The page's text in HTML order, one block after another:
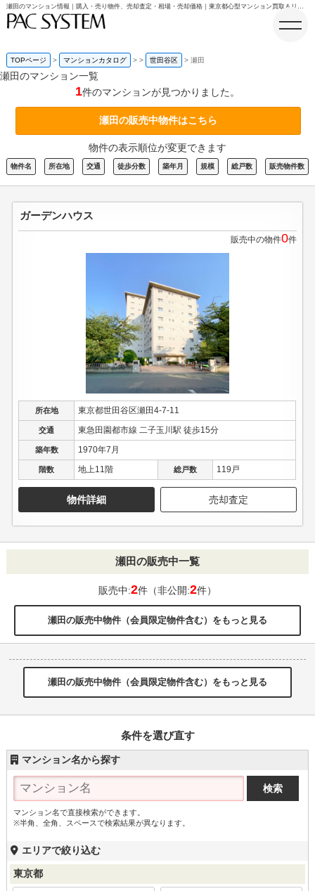
瀬田のマンション情報｜購入・売り物件、売却査定・相場・売却価格｜東京都心型マンション買取＆リノベ販売ならパックシステム
TOPページ マンションカタログ > 世田谷区 > 瀬田
瀬田のマンション一覧
1件のマンションが見つかりました。
瀬田の販売中物件はこちら
物件の表示順位が変更できます
物件名 所在地 交通 徒歩分数 築年月 規模 総戸数 販売物件数
ガーデンハウス
販売中の物件0件
所在地 東京都世田谷区瀬田4-7-11
交通 東急田園都市線 二子玉川駅 徒歩15分
築年数 1970年7月
階数 地上11階 総戸数 119戸
物件詳細 売却査定
瀬田の販売中一覧
販売中:2件（非公開:2件）
瀬田の販売中物件（会員限定物件含む）をもっと見る
瀬田の販売中物件（会員限定物件含む）をもっと見る
条件を選び直す
マンション名から探す
マンション名で直接検索ができます。
※半角、全角、スペースで検索結果が異なります。
エリアで絞り込む
東京都